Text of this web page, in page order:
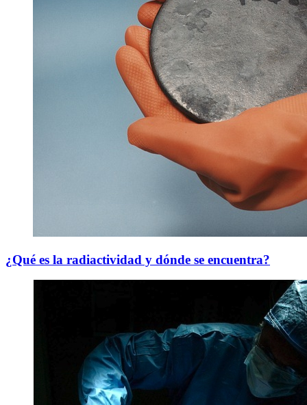
¿Qué es la radiactividad y dónde se encuentra?